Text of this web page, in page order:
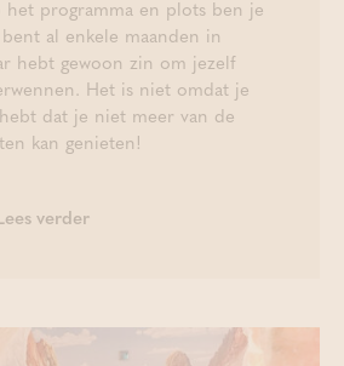
programma en plots ben je
al enkele maanden in
hebt gewoon zin om jezelf
Het is niet omdat je
dat je niet meer van de
kan genieten!
verder